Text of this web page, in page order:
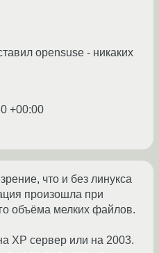
opensuse - никаких
+00:00
что и без линукса
произошла при
объёма мелких файлов.
XP сервер или на 2003.